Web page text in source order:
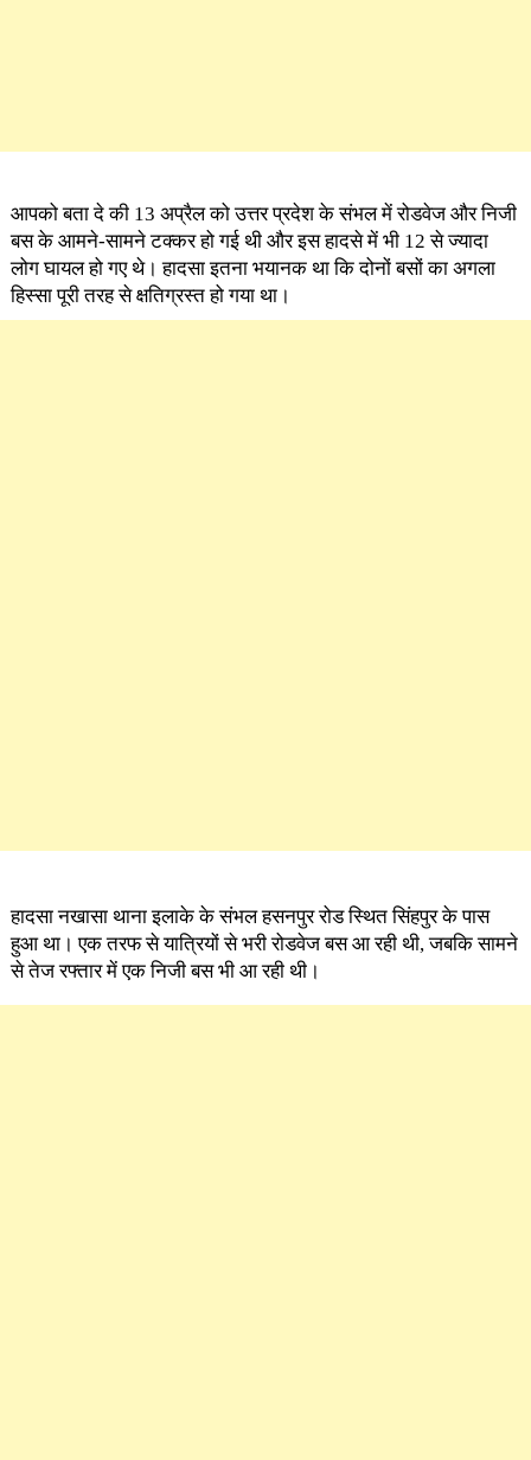
आपको बता दे की 13 अप्रैल को उत्तर प्रदेश के संभल में रोडवेज और निजी
बस के आमने-सामने टक्कर हो गई थी और इस हादसे में भी 12 से ज्यादा
लोग घायल हो गए थे। हादसा इतना भयानक था कि दोनों बसों का अगला
हिस्सा पूरी तरह से क्षतिग्रस्त हो गया था।
हादसा नखासा थाना इलाके के संभल हसनपुर रोड स्थित सिंहपुर के पास
हुआ था। एक तरफ से यात्रियों से भरी रोडवेज बस आ रही थी, जबकि सामने
से तेज रफ्तार में एक निजी बस भी आ रही थी।